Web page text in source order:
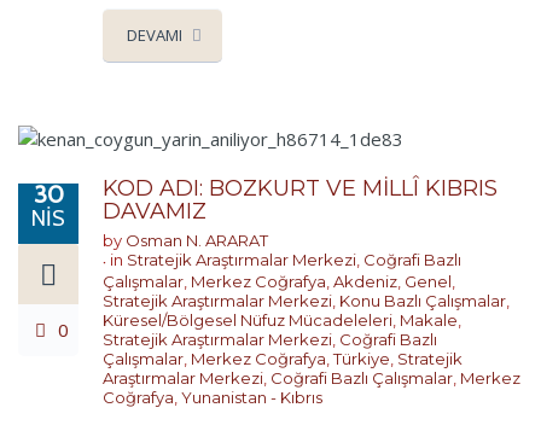
DEVAMI
30
NIS
0
KOD ADI: BOZKURT VE MİLLÎ KIBRIS
DAVAMIZ
by Osman N. ARARAT
in Stratejik Araştırmalar Merkezi Coğrafi Bazlı
Çalışmalar Merkez Coğrafya Akdeniz Genel
Stratejik Araştırmalar Merkezi Konu Bazlı Çalışmalar
Küresel/Bölgesel Nüfuz Mücadeleleri Makale
Stratejik Araştırmalar Merkezi Coğrafi Bazlı
Çalışmalar Merkez Coğrafya ,Türkiye Stratejik
Araştırmalar Merkezi Coğrafi Bazlı Çalışmalar Merkez
Coğrafya Yunanistan - Kıbrıs